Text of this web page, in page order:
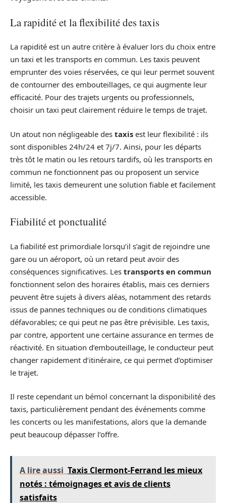
La rapidité et la flexibilité des taxis
La rapidité est un autre critère à évaluer lors du choix entre
un taxi et les transports en commun. Les taxis peuvent
emprunter des voies réservées, ce qui leur permet souvent
de contourner des embouteillages, ce qui augmente leur
efficacité. Pour des trajets urgents ou professionnels,
choisir un taxi peut clairement réduire le temps de trajet.
Un atout non négligeable des taxis est leur flexibilité : ils
sont disponibles 24h/24 et 7j/7. Ainsi, pour les départs
très tôt le matin ou les retours tardifs, où les transports en
commun ne fonctionnent pas ou proposent un service
limité, les taxis demeurent une solution fiable et facilement
accessible.
Fiabilité et ponctualité
La fiabilité est primordiale lorsqu’il s’agit de rejoindre une
gare ou un aéroport, où un retard peut avoir des
conséquences significatives. Les transports en commun
fonctionnent selon des horaires établis, mais ces derniers
peuvent être sujets à divers aléas, notamment des retards
issus de pannes techniques ou de conditions climatiques
défavorables; ce qui peut ne pas être prévisible. Les taxis,
par contre, apportent une certaine assurance en termes de
réactivité. En situation d’embouteillage, le conducteur peut
changer rapidement d’itinéraire, ce qui permet d’optimiser
le trajet.
Il reste cependant un bémol concernant la disponibilité des
taxis, particulièrement pendant des événements comme
les concerts ou les manifestations, alors que la demande
peut beaucoup dépasser l’offre.
A lire aussi Taxis Clermont-Ferrand les mieux
notés : témoignages et avis de clients
satisfaits